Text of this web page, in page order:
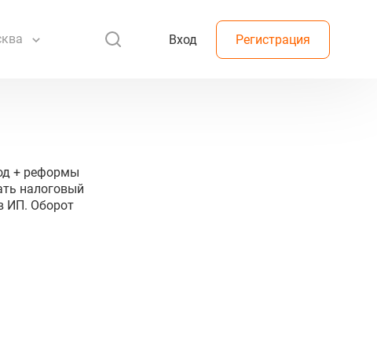
Вход Регистрация
+ реформы
налоговый
ИП. Оборот